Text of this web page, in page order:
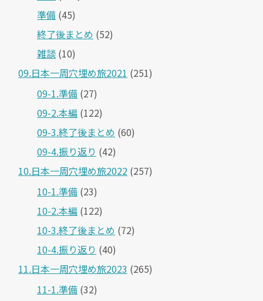
準備 (45)
終了後まとめ (52)
雑談 (10)
09.日本一周穴埋め旅2021 (251)
09-1.準備 (27)
09-2.本編 (122)
09-3.終了後まとめ (60)
09-4.振り返り (42)
10.日本一周穴埋め旅2022 (257)
10-1.準備 (23)
10-2.本編 (122)
10-3.終了後まとめ (72)
10-4.振り返り (40)
11.日本一周穴埋め旅2023 (265)
11-1.準備 (32)